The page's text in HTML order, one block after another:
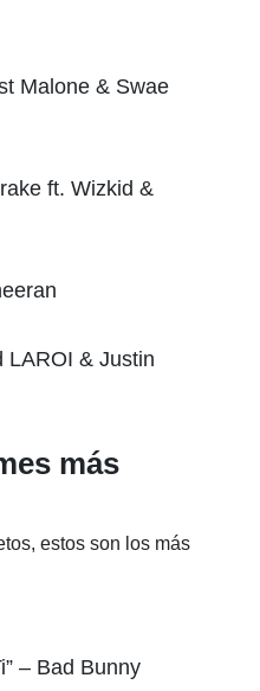
Malone & Swae
ft. Wizkid &
LAROI & Justin
más
estos son los más
– Bad Bunny